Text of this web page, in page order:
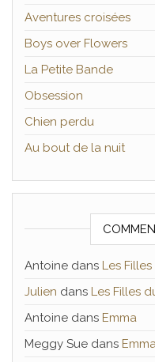
Aventures croisées
Boys over Flowers
La Petite Bande
Obsession
Chien perdu
Au bout de la nuit
Antoine dans Les
Julien dans Les Filles
Antoine dans Emma
Meggy Sue dans